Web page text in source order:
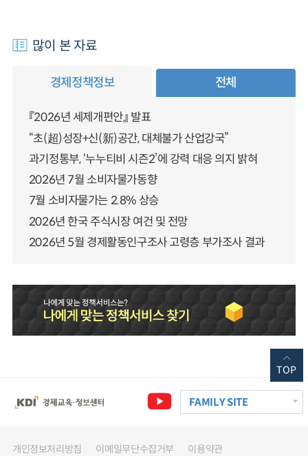
많이 본 자료
경제정책정보 전체
『2026년 세제개편안』 발표
“초(超)성장+신(新)공간, 대체불가 산업강국”
과기정통부, ‘누누티비 시즌2’에 강력 대응 의지 밝혀
2026년 7월 소비자물가동향
7월 소비자물가는 2.8% 상승
2026년 한국 주식시장 여건 및 전망
2026년 5월 경제활동인구조사 고령층 부가조사 결과
FAMILY SITE
개인정보처리방침 이메일무단수집거부 이용약관
TOP